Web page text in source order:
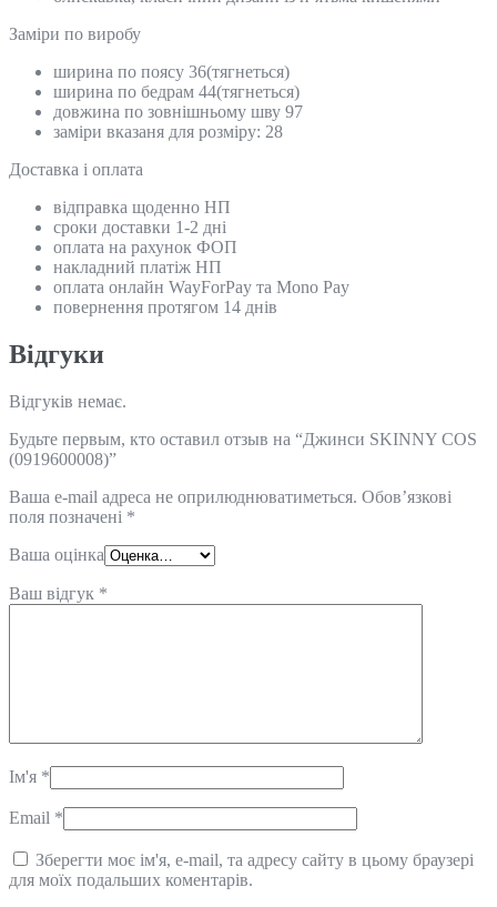
Замiри по виробу
ширина по поясу 36(тягнеться)
ширина по бедрам 44(тягнеться)
довжина по зовнішньому шву 97
заміри вказаня для розміру: 28
Доставка і оплата
відправка щоденно НП
сроки доставки 1-2 дні
оплата на рахунок ФОП
накладний платіж НП
оплата онлайн WayForPay та Mono Pay
повернення протягом 14 днів
Відгуки
Відгуків немає.
Будьте первым, кто оставил отзыв на “Джинси SKINNY COS
(0919600008)”
Ваша e-mail адреса не оприлюднюватиметься. Обов’язкові
поля позначені *
Ваша оцінка
Ваш відгук *
Ім'я *
Email *
Зберегти моє ім'я, e-mail, та адресу сайту в цьому браузері
для моїх подальших коментарів.